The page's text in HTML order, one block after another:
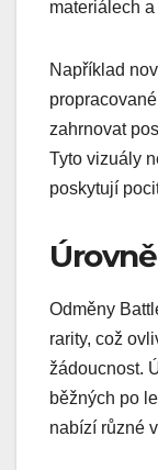
materiálech
Například
zahrnovat
Tyto vizuály
poskytují
Odměny
rarity, což
žádoucnost.
běžných po
nabízí různé